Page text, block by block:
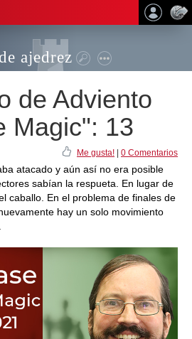
ajedrez
de Adviento
Magic": 13
Me gusta! 0 Comentarios
atacado y aún así no era posible
sabían la respueta. En lugar de
caballo. En el problema de finales de
hay un solo movimiento